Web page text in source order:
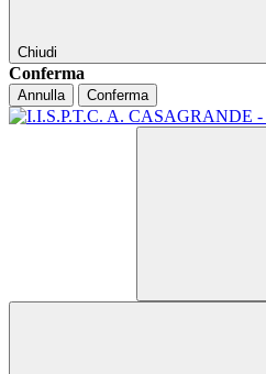
Chiudi
Conferma
Annulla Conferma